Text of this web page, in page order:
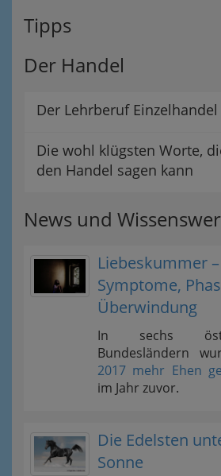
Tipps
Der Handel
Der Lehrberuf Einzelhandel
Die wohl klügsten Worte,
den Handel sagen kann
News und
Liebeskummer –
Symptome,
Überwindung
In sechs
Bundesländern
2017 mehr Ehen
im Jahr zuvor.
Die Edelsten
Sonne